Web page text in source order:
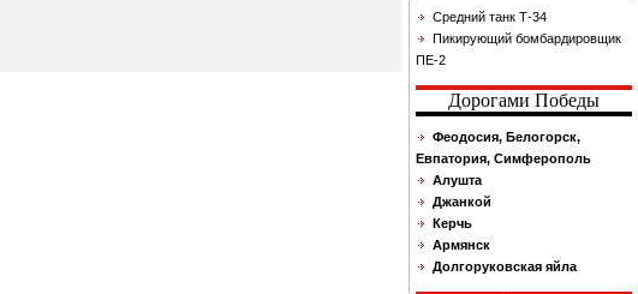
Средний танк Т-34
Пикирующий бомбардировщик
ПЕ-2
Дорогами Победы
Феодосия, Белогорск,
Евпатория, Симферополь
Алушта
Джанкой
Керчь
Армянск
Долгоруковская яйла